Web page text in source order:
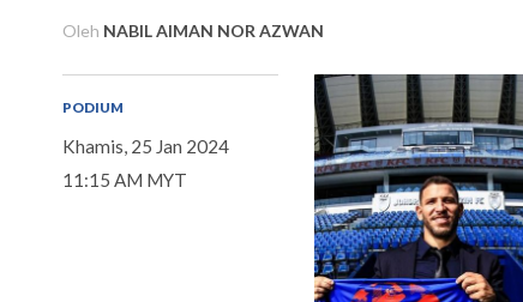
Oleh NABIL AIMAN NOR AZWAN
PODIUM
Khamis, 25 Jan 2024
11:15 AM MYT